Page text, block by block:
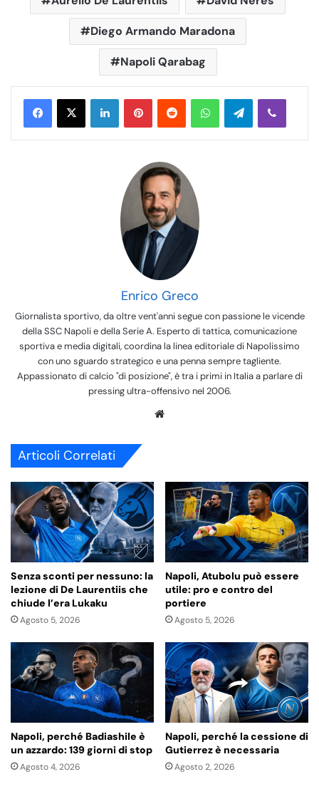
Diego Armando Maradona
Napoli Qarabag
WhatsApp Telegram
Enrico Greco
Giornalista sportivo, da oltre vent'anni segue con passione le vicende
della SSC Napoli e della Serie A. Esperto di tattica, comunicazione
sportiva e media digitali, coordina la linea editoriale di Napolissimo
con uno sguardo strategico e una penna sempre tagliente.
Appassionato di calcio "di posizione", è tra i primi in Italia a parlare di
pressing ultra-offensivo nel 2006.
Articoli Correlati
Senza sconti per nessuno: la
lezione di De Laurentiis che
chiude l’era Lukaku
Agosto 5, 2026
Napoli, Atubolu può essere
utile: pro e contro del
portiere
Agosto 5, 2026
Napoli, perché Badiashile è
un azzardo: 139 giorni di stop
Agosto 4, 2026
Napoli, perché la cessione di
Gutierrez è necessaria
Agosto 2, 2026